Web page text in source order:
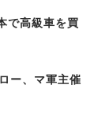
で高級車を買
ー、マ軍主催